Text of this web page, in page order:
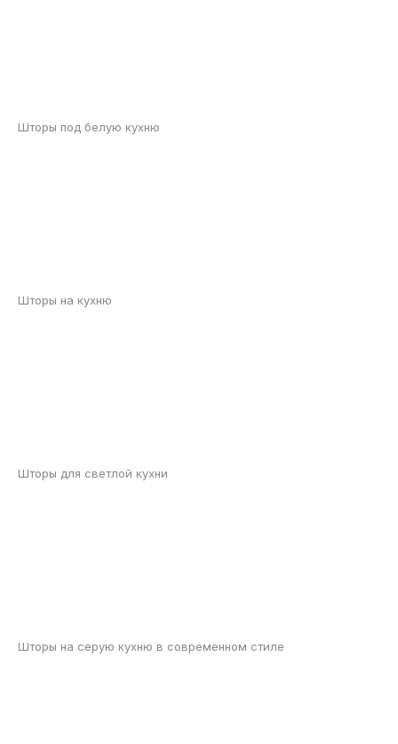
Шторы под белую кухню
Шторы на кухню
Шторы для светлой кухни
Шторы на серую кухню в современном стиле